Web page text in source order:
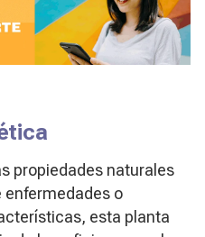
propiedades naturales
o
esta planta